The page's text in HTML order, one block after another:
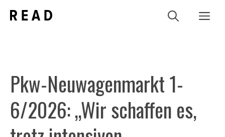
Inhalt
Pkw-Neuwagenmarkt 1-
6/2026: „Wir schaffen es,